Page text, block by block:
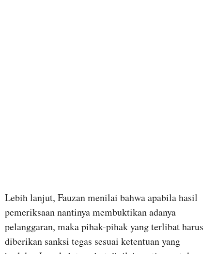
Lebih lanjut, Fauzan menilai bahwa apabila hasil
pemeriksaan nantinya membuktikan adanya
pelanggaran, maka pihak-pihak yang terlibat harus
diberikan sanksi tegas sesuai ketentuan yang